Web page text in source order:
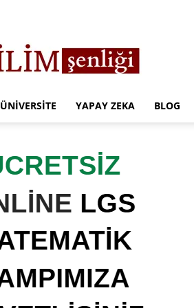
Eğitim
ÜNIVERSITE YAPAY ZEKA BLOG